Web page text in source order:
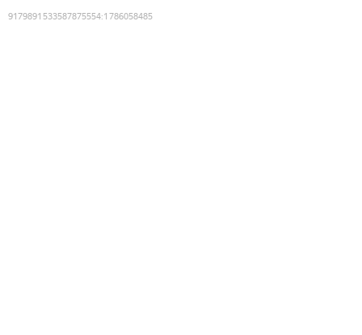
9179891533587875554:1786058485